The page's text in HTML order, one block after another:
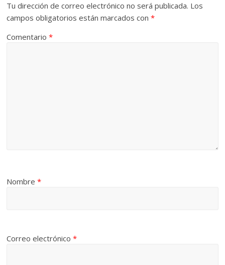
Tu dirección de correo electrónico no será publicada. Los
campos obligatorios están marcados con*
Comentario*
Nombre*
Correo electrónico*